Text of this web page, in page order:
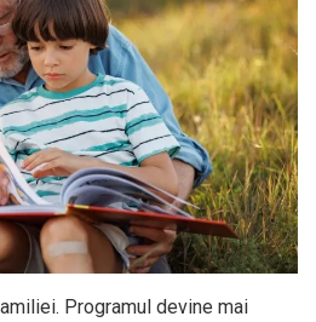
Programul devine mai